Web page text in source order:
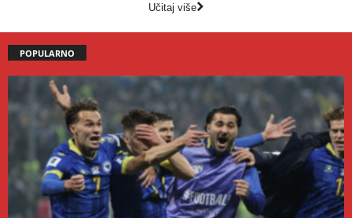
Učitaj više
POPULARNO